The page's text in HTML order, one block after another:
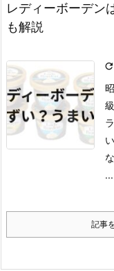
レディーボーデン
も解説

...
記事